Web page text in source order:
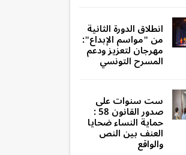
انطلاق الدورة الثانية
من "مواسم الإبداع":
مهرجان لتعزيز ودعم
المسرح التونسي
ست سنوات على
صدور القانون 58 :
حماية النساء ضحايا
العنف بين النص
والواقع